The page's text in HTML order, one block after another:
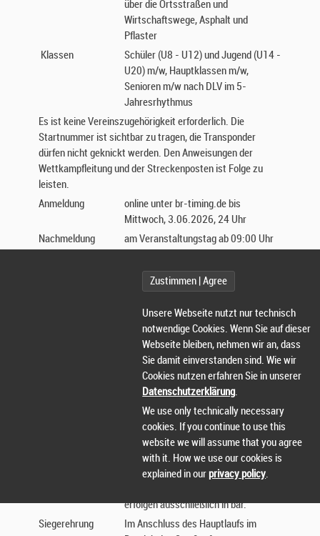
über die Ortsstraßen und
Wirtschaftswege, Asphalt und
Pflaster
Klassen
Schüler (U8 - U12) und Jugend (U14 -
U20) m/w, Hauptklassen m/w,
Senioren m/w nach DLV im 5-
Jahresrhythmus
Es ist keine Vereinszugehörigkeit erforderlich. Die
Startnummer ist sichtbar zu tragen, die Transponder
dürfen nicht geknickt werden. Den Anweisungen der
Wettkampfleitung und der Streckenposten ist Folge zu
leisten.
Anmeldung
online unter br-timing.de bis
Mittwoch, 3.06.2026, 24 Uhr
Nachmeldung
am Veranstaltungstag ab 09:00 Uhr
jeweiligen Laufs
Ausgabe ab 09:00 Uhr im
Schülerlauf: 6,00 € (TV-
Vereinsmitglieder kostenfrei)
Hauptläufe und Walking: 12,00 € (TV-
Vereinsmitglieder 10,00 €)
Nachmelde- und Ummeldegebühr
3,00 €
Erfolgt per SEPA-Lastschriftverfahren
durch den Veranstalter. Alle
anfallenden Kosten einer möglichen
Rücklastschrift trägt der Teilnehmer.
erfolgen ausschließlich in bar.
Siegerehrung
Im Anschluss des Hauptlaufs im
Zustimmen | Agree
Unsere Webseite nutzt nur technisch
notwendige Cookies. Wenn Sie auf dieser
Webseite bleiben, nehmen wir an, dass
Sie damit einverstanden sind. Wie wir
Cookies nutzen erfahren Sie in unserer
Datenschutzerklärung.
We use only technically necessary
cookies. If you continue to use this
website we will assume that you agree
with it. How we use our cookies is
explained in ourprivacy policy.